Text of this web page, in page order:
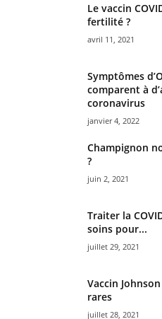
Le vaccin
fertilité ?
avril 11, 2021
Symptômes
comparent à
coronavirus
janvier 4, 2022
Champignon
?
juin 2, 2021
Traiter la
soins pour...
juillet 29, 2021
Vaccin
rares
juillet 28, 2021